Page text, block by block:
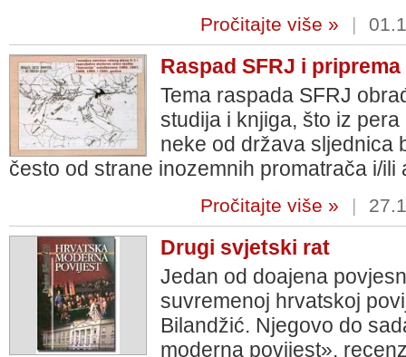
Pročitajte više » |
Raspad SFRJ i
Tema raspada SFRJ
studija i knjiga, što iz
neke od država sljednica
često od strane inozemnih promatrača i/ili
Pročitajte više » |
Drugi svjetski rat
Jedan od doajena
suvremenoj hrvatskoj
Bilandžić. Njegovo do
moderna povijest»,